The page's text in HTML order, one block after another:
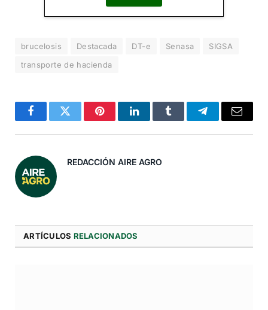
brucelosis Destacada DT-e Senasa
SIGSA
transporte de hacienda
FacebookTwitter PinterestLinkedInTumblr TelegramCorreo
REDACCIÓN AIRE AGRO
ARTÍCULOS RELACIONADOS